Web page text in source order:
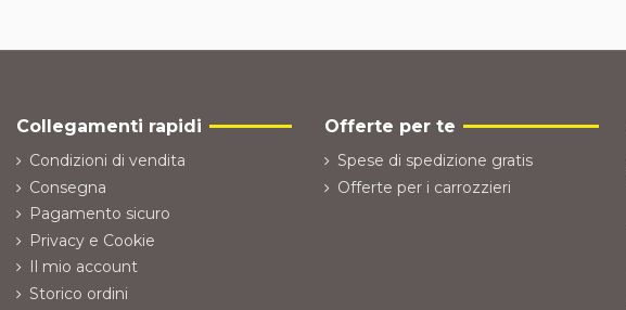
Collegamenti rapidi
Condizioni di vendita
Consegna
Pagamento sicuro
Privacy e Cookie
Il mio account
Storico ordini
Offerte per te
Spese di spedizione gratis
Offerte per i carrozzieri